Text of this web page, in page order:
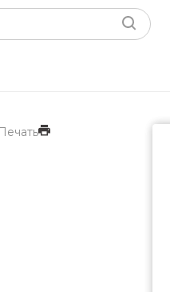
Печать